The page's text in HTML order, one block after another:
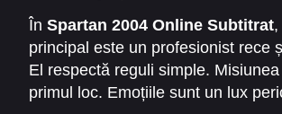
În Spartan 2004 Online Subtitrat
principal este un profesionist rece
El respectă reguli simple.
primul loc. Emoțiile sunt un lux